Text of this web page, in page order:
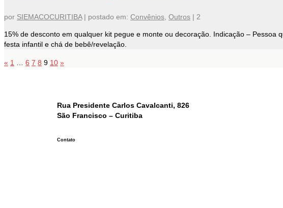
por SIEMACOCURITIBA| postado em: Convênios Outros | 2
15% de desconto em qualquer kit pegue e monte ou decoração. Indicação –
festa infantil e chá de bebê/revelação.
« 1 6 7 8 9 10 »
Rua Presidente Carlos Cavalcanti, 826
São Francisco – Curitiba
Contato